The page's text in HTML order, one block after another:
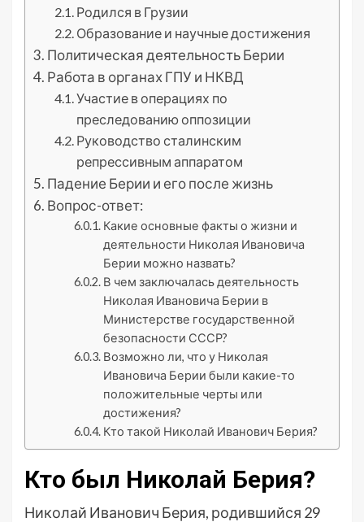
Родился в Грузии
Образование и научные достижения
Политическая деятельность Берии
Работа в органах ГПУ и НКВД
Участие в операциях по
преследованию оппозиции
Руководство сталинским
репрессивным аппаратом
Падение Берии и его после жизнь
Вопрос-ответ:
Какие основные факты о жизни и
деятельности Николая Ивановича
Берии можно назвать?
В чем заключалась деятельность
Николая Ивановича Берии в
Министерстве государственной
безопасности СССР?
Возможно ли, что у Николая
Ивановича Берии были какие-то
положительные черты или
достижения?
Кто такой Николай Иванович Берия?
Кто был Николай Берия?
Николай Иванович Берия, родившийся 29